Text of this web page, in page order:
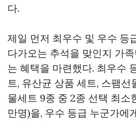
다.
제일 먼저 최우수 및 우수 등
다가오는 추석을 맞인지 가
는 혜택을 마련했다. 최우수
트, 유산균 상품 세트, 스팸선
물세트 9종 중 2종 선택 최소
만명)을, 우수 등급 누군가에